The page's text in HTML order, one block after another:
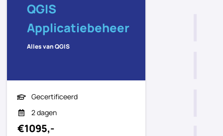
QGIS
Applicatiebeheer
Alles van QGIS
Gecertificeerd
2 dagen
€1095,-